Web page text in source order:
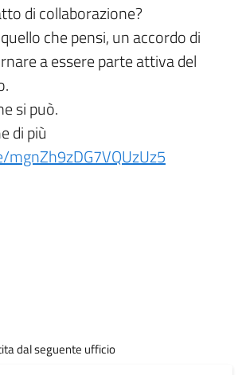
di collaborazione?
che pensi, un accordo di
a essere parte attiva del
si può.
di più
dal seguente ufficio